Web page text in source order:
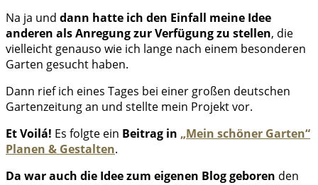
Na ja und dann hatte ich den Einfall meine Idee
anderen als Anregung zur Verfügung zu stellen, die
vielleicht genauso wie ich lange nach einem besonderen
Garten gesucht haben.
Dann rief ich eines Tages bei einer großen deutschen
Gartenzeitung an und stellte mein Projekt vor.
Et Voilá! Es folgte ein Beitrag in „Mein schöner Garten“
Planen & Gestalten.
Da war auch die Idee zum eigenen Blog geboren den